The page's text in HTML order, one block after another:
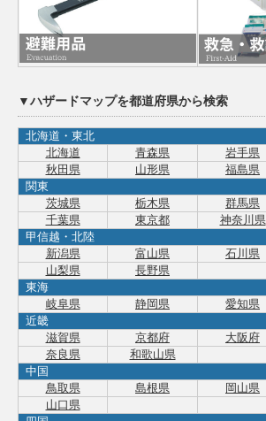
▼ハザードマップを都道府県から検索
北海道・東北
北海道
青森県 岩手県
秋田県
山形県
福島県
関東
茨城県
栃木県 群馬県
千葉県
東京都
神奈川県
甲信越・北陸
新潟県
富山県 石川県
山梨県
長野県
東海
岐阜県
静岡県 愛知県
近畿
滋賀県
京都府 大阪府
奈良県
和歌山県
中国
鳥取県
島根県 岡山県
山口県